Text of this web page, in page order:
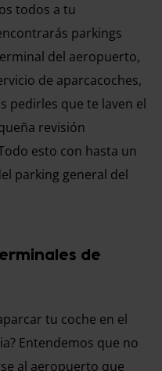
todos a tu
parkings
del aeropuerto,
de aparcacoches,
pedirles que te laven el
revisión
esto con hasta un
parking general del
de
tu coche en el
Entendemos que no
al aeropuerto que